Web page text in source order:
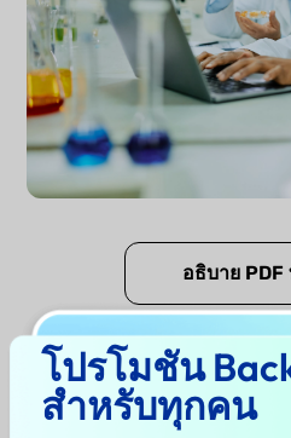
อธิบาย
ทำไมต้องใช้
ลอตเตอรี่
โปรโมชัน
สำหรับทุกคน